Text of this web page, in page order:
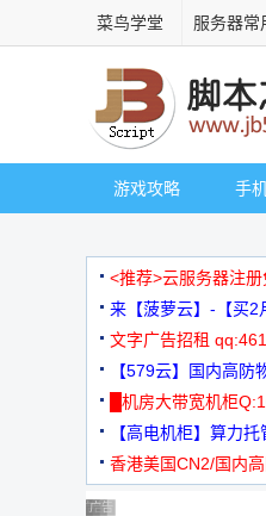
菜鸟学堂 服务器常
游戏攻略 手
<推荐>云服务器注
来【菠萝云】-【买2
文字广告招租
【579云】国内高
元
█机房大带宽机柜
【高电机柜】算力
机
香港美国CN2/国内
广告 商业广告，理性选择
广告 商业广告，理性选择
广告 商业广告，理性选择
广告 商业广告，理性选择
广告 商业广告，理性选择